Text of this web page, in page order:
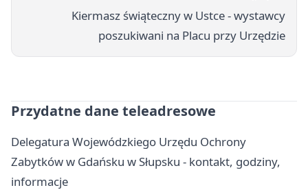
Kiermasz świąteczny w Ustce - wystawcy
poszukiwani na Placu przy Urzędzie
Przydatne dane teleadresowe
Delegatura Wojewódzkiego Urzędu Ochrony
Zabytków w Gdańsku w Słupsku - kontakt, godziny,
informacje